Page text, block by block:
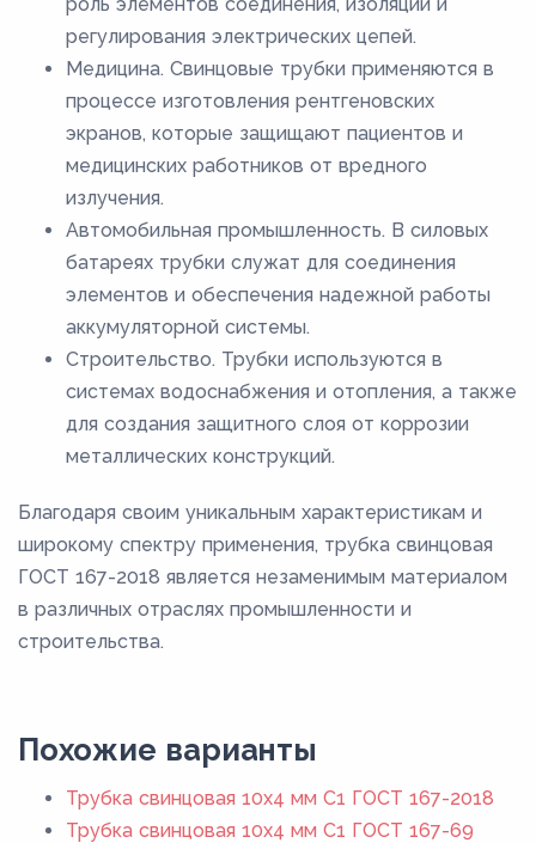
регулирования электрических цепей.
Медицина. Свинцовые трубки применяются в
процессе изготовления рентгеновских
экранов, которые защищают пациентов и
медицинских работников от вредного
излучения.
Автомобильная промышленность. В силовых
батареях трубки служат для соединения
элементов и обеспечения надежной работы
аккумуляторной системы.
Строительство. Трубки используются в
системах водоснабжения и отопления, а также
для создания защитного слоя от коррозии
металлических конструкций.
Благодаря своим уникальным характеристикам и
широкому спектру применения, трубка свинцовая
ГОСТ 167-2018 является незаменимым материалом
в различных отраслях промышленности и
строительства.
Похожие варианты
Трубка свинцовая 10х4 мм C1 ГОСТ 167-2018
Трубка свинцовая 10х4 мм C1 ГОСТ 167-69